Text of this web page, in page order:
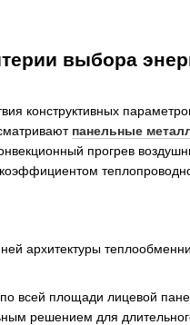
выбора
конструктивных
панельные
прогрев
архитектуры
всей площади лицевой
решением для